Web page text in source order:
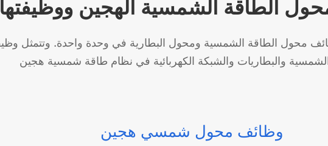
محول الطاقة الشمسية ومحول البطارية في وحدة واحدة. وتتمثل
وظائف محول شمسي هجين